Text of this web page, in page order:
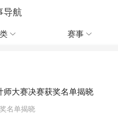
导航
 赛事 
大赛决赛获奖名单揭晓
名单揭晓